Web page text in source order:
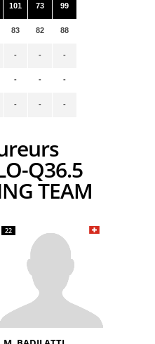
101
83
-
-
-
73
82
-
-
-
99
88
-
-
-
Q36.5
TEAM
22